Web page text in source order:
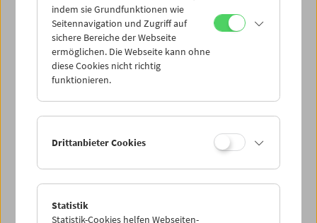
Da capo: The Real Eighties
indem sie Grundfunktionen wie
Seitennavigation und Zugriff auf
sichere Bereiche der Webseite
ermöglichen. Die Webseite kann ohne
diese Cookies nicht richtig
funktionieren.
Drittanbieter Cookies
Statistik
Statistik-Cookies helfen Webseiten-